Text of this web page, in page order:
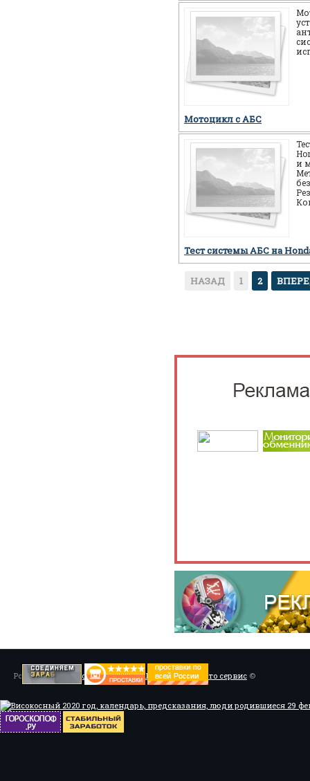
Мотоцикл c АБС
и
Тест системы АБС на
НАЗАД 1 2
Powered byУстановка системы ABS, Тюнинг/Мото сервис ©